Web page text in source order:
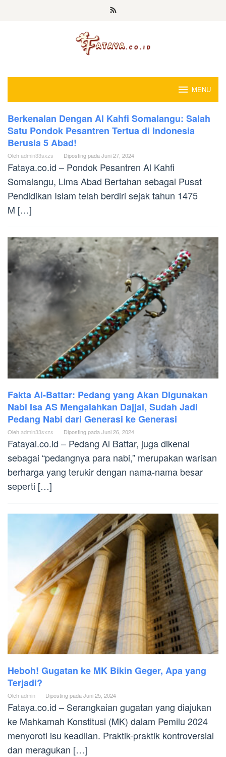
MENU
Fataya
Media
Berkenalan Dengan Al Kahfi Somalangu: Salah
Satu Pondok Pesantren Tertua di Indonesia
Berusia 5 Abad!
Olehadmin33sxzs Diposting pada Juni 27, 2024
Fataya.co.id – Pondok Pesantren Al Kahfi
Somalangu, Lima Abad Bertahan sebagai Pusat
Pendidikan Islam telah berdiri sejak tahun 1475
M […]
Fakta Al-Battar: Pedang yang Akan Digunakan
Nabi Isa AS Mengalahkan Dajjal, Sudah Jadi
Pedang Nabi dari Generasi ke Generasi
Olehadmin33sxzs Diposting pada Juni 26, 2024
Fatayai.co.id – Pedang Al Battar, juga dikenal
sebagai “pedangnya para nabi,” merupakan warisan
berharga yang terukir dengan nama-nama besar
seperti […]
Heboh! Gugatan ke MK Bikin Geger, Apa yang
Terjadi?
Olehadmin Diposting padaJuni 25, 2024
Fataya.co.id – Serangkaian gugatan yang diajukan
ke Mahkamah Konstitusi (MK) dalam Pemilu 2024
menyoroti isu keadilan. Praktik-praktik kontroversial
dan meragukan […]